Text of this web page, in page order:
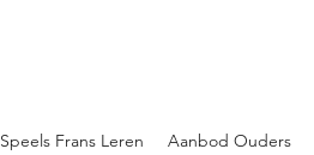
Speels Frans Leren Aanbod Ouders